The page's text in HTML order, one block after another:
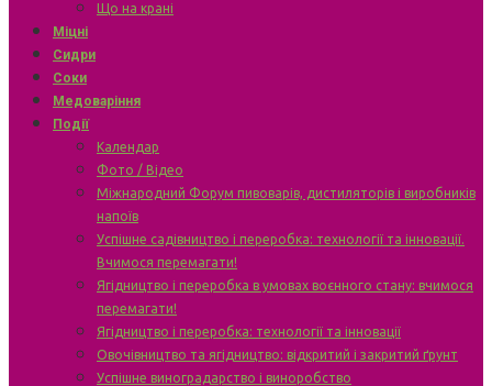
Що на крані
Міцні
Сидри
Соки
Медоваріння
Події
Календар
Фото / Відео
Міжнародний Форум пивоварів, дистиляторів і виробників
напоїв
Успішне садівництво і переробка: технології та інновації.
Вчимося перемагати!
Ягідництво і переробка в умовах воєнного стану: вчимося
перемагати!
Ягідництво і переробка: технології та інновації
Овочівництво та ягідництво: відкритий і закритий ґрунт
Успішне виноградарство і виноробство